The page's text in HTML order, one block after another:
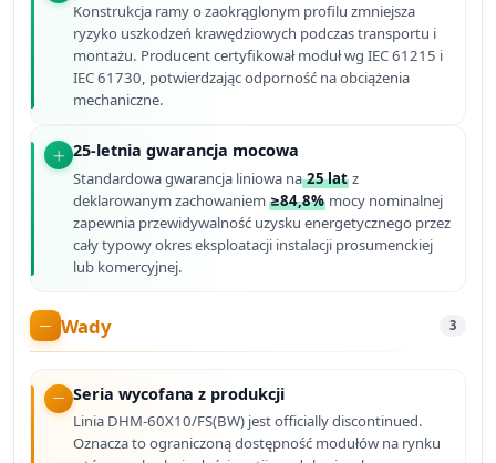
Konstrukcja ramy o zaokrąglonym profilu zmniejsza
ryzyko uszkodzeń krawędziowych podczas transportu i
montażu. Producent certyfikował moduł wg IEC 61215 i
IEC 61730, potwierdzając odporność na obciążenia
mechaniczne.
25-letnia gwarancja mocowa
Standardowa gwarancja liniowa na25 lat z
deklarowanym zachowaniem≥84,8% mocy nominalnej
zapewnia przewidywalność uzysku energetycznego przez
cały typowy okres eksploatacji instalacji prosumenckiej
lub komercyjnej.
Wady 3
Seria wycofana z produkcji
Linia DHM-60X10/FS(BW) jest officially discontinued.
Oznacza to ograniczoną dostępność modułów na rynku